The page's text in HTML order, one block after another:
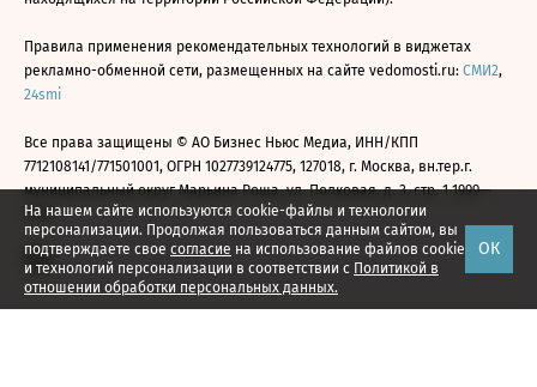
На нашем сайте используются cookie-файлы и технологии
персонализации. Продолжая пользоваться данным сайтом, вы
подтверждаете свое согласие на использование файлов cookie
и технологий персонализации в соответствии с Политикой в
отношении обработки персональных данных.
ОК
Правила применения рекомендательных технологий в виджетах
рекламно-обменной сети, размещенных на сайте vedomosti.ru: СМИ2,
24smi
Все права защищены © АО Бизнес Ньюс Медиа, ИНН/КПП
7712108141/771501001, ОГРН 1027739124775, 127018, г. Москва, вн.тер.г.
муниципальный округ Марьина Роща, ул. Полковая, д. 3, стр. 1 1999—
2026